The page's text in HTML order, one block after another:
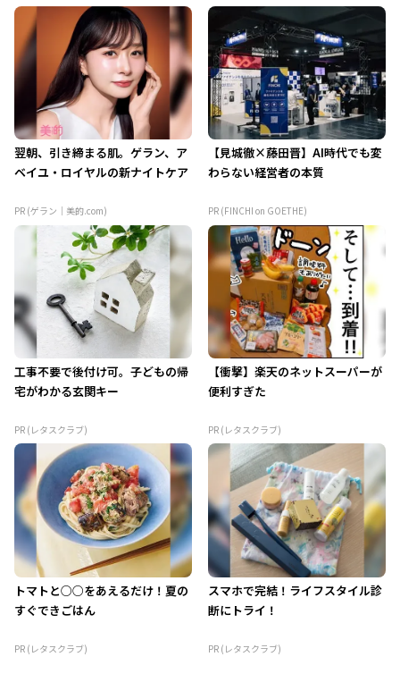
翌朝、引き締まる肌。ゲラン、ア
ベイユ・ロイヤルの新ナイトケア
PR (ゲラン｜美的.com)
【見城徹×藤田晋】AI時代でも変
わらない経営者の本質
PR (FINCHI on GOETHE)
工事不要で後付け可。子どもの帰
宅がわかる玄関キー
PR (レタスクラブ)
【衝撃】楽天のネットスーパーが
便利すぎた
PR (レタスクラブ)
トマトと○○をあえるだけ！夏の
すぐできごはん
PR (レタスクラブ)
スマホで完結！ライフスタイル診
断にトライ！
PR (レタスクラブ)